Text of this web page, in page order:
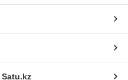
Satu.kz